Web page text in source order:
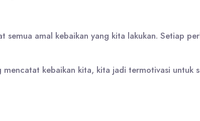
semua amal kebaikan yang kita lakukan. Setiap
mencatat kebaikan kita, kita jadi termotivasi